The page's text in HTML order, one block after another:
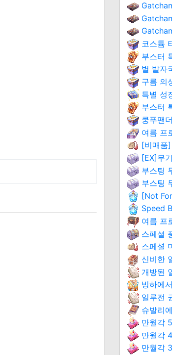
코스튬
부스터
별 발자
구름 의
특별 성
부스터
쿵푸팬
여름 프
[비매품
[EX]무
부스팅
부스팅
[Not
Speed
여름 프
스페셜
스페셜
신비한
개방된
빙하에
일루전
슈발리
만월각
만월각
만월각